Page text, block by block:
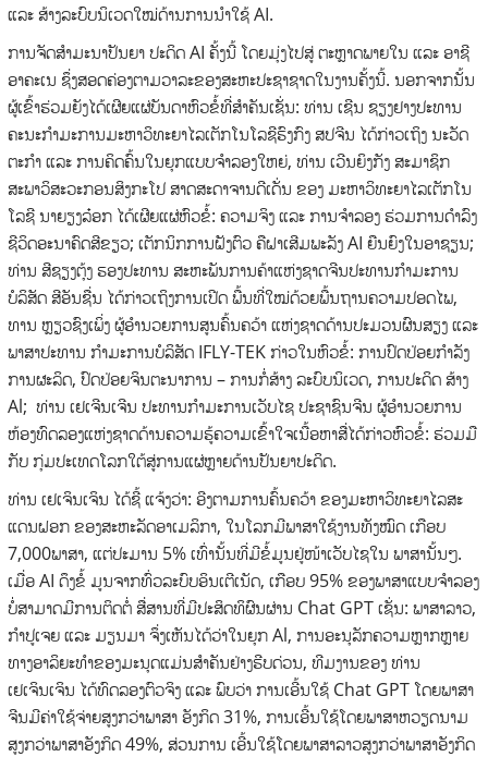
ແລະ ສ້າງລະບົບນິເວດໃໝ່ດ້ານການນຳໃຊ້ AI.
ການຈັດສຳມະນາປັນຍາ ປະດິດ AI ຄັ້ງນີ້ ໂດຍມຸ່ງໄປສູ່ ຕະຫຼາດພາຍໃນ ແລະ ອາຊີ
ອາຄະເນ ຊຶ່ງສອດຄ່ອງຕາມວາລະຂອງສະຫະປະຊາຊາດໃນງານຄັ້ງນີ້. ນອກຈາກນັ້ນ
ຜູ້ເຂົ້າຮ່ວມຍັງໄດ້ເຜີຍແຜ່ບັນດາຫົວຂໍ້ທີ່ສຳຄັນເຊັ່ນ: ທ່ານ ເຊີນ ຊຽງຢາງປະທານ
ຄະນະກຳມະການມະຫາວິທະຍາໄລເຕັກໂນໂລຊີຮົງກົງ ສປຈີນ ໄດ້ກ່າວເຖິງ ນະວັດ
ຕະກຳ ແລະ ການຄິດຄົ້ນໃນຍຸກແບບຈຳລອງໃຫຍ່, ທ່ານ ເວີນຍິງກັງ ສະມາຊິກ
ສະພາວິສະວະກອນສິງກະໂປ ສາດສະດາຈານດີເດັ່ນ ຂອງ ມະຫາວິທະຍາໄລເຕັກໂນ
ໂລຊີ ນາຍຽງລ໋ອກ ໄດ້ເຜີຍແຜ່ຫົວຂໍ້: ຄວາມຈິງ ແລະ ການຈຳລອງ ຮ່ວມການດຳລົງ
ຊີວິດອະນາຄົດສີຂຽວ; ເຕັກນິກການຝັງຕົວ ຄືຝາເສີມພະລັງ AI ຍືນຍົງໃນອາຊຽນ;
ທ່ານ ສີຊຽງຕຸ້ງ ຮອງປະທານ ສະຫະພັນການຄ້າແຫ່ງຊາດຈີນປະທານກຳມະການ
ບໍລິສັດ ສີອັນຊື່ນ ໄດ້ກ່າວເຖິງການເປີດ ພື້ນທີ່ໃໝ່ດ້ວຍພື້ນຖານຄວາມປອດໄພ,
ທານ ຫຼຽວຊົງເພິ່ງ ຜູ້ອໍານວຍການສູນຄົ້ນຄວ້າ ແຫ່ງຊາດດ້ານປະມວນຜົນສຽງ ແລະ
ພາສາປະທານ ກຳມະການບໍລິສັດ IFLY-TEK ກ່າວໃນຫົວຂໍ້: ການປົດປ່ອຍກຳລັງ
ການຜະລິດ, ປົດປ່ອຍຈິນຕະນາການ – ການກໍ່ສ້າງ ລະບົບນິເວດ, ການປະດິດ ສ້າງ
Al; ທ່ານ ເຢເຈີນເຈີນ ປະທານກຳມະການເວັບໄຊ ປະຊາຊົນຈີນ ຜູ້ອຳນວຍການ
ຫ້ອງທົດລອງແຫ່ງຊາດດ້ານຄວາມຮູ້ຄວາມເຂົ້າໃຈເນື້ອຫາສື່ໄດ້ກ່າວຫົວຂໍ້: ຮ່ວມມື
ກັບ ກຸ່ມປະເທດໂລກໃຕ້ສູ່ການແຜ່ຫຼາຍດ້ານປັນຍາປະດິດ.
ທ່ານ ເຢເຈິນເຈິນ ໄດ້ຊີ້ ແຈ້ງວ່າ: ອີງຕາມການຄົ້ນຄວ້າ ຂອງມະຫາວິທະຍາໄລສະ
ແດນຝອກ ຂອງສະຫະລັດອາເມລິກາ, ໃນໂລກມີພາສາໃຊ້ງານທັງໝົດ ເກືອບ
7,000ພາສາ, ແຕ່ປະມານ 5% ເທົ່ານັ້ນທີ່ມີຂໍ້ມູນຢູ່ໜ້າເວັບໄຊໃນ ພາສານັ້ນໆ.
ເມື່ອ AI ດຶງຂໍ້ ມູນຈາກທົ່ວລະບົບອິນເຕີເນັດ, ເກືອບ 95% ຂອງພາສາແບບຈຳລອງ
ບໍ່ສາມາດມີການຕິດຕໍ່ ສື່ສານທີ່ມີປະສິດທິຜົນຜ່ານ Chat GPT ເຊັ່ນ: ພາສາລາວ,
ກຳປູເຈຍ ແລະ ມຽນມາ ຈຶ່ງເຫັນໄດ້ວ່າໃນຍຸກ Al, ການອະນຸລັກຄວາມຫຼາກຫຼາຍ
ທາງອາລິຍະທຳຂອງມະນຸດແມ່ນສຳຄັນຢ່າງຮີບດ່ວນ, ທີມງານຂອງ ທ່ານ
ເຢເຈິນເຈິນ ໄດ້ທົດລອງຕົວຈິງ ແລະ ພົບວ່າ ການເອີ້ນໃຊ້ Chat GPT ໂດຍພາສາ
ຈີນມີຄ່າໃຊ້ຈ່າຍສູງກວ່າພາສາ ອັງກິດ 31%, ການເອີ້ນໃຊ້ໂດຍພາສາຫວຽດນາມ
ສູງກວ່າພາສາອັງກິດ 49%, ສ່ວນການ ເອີ້ນໃຊ້ໂດຍພາສາລາວສູງກວ່າພາສາອັງກິດ